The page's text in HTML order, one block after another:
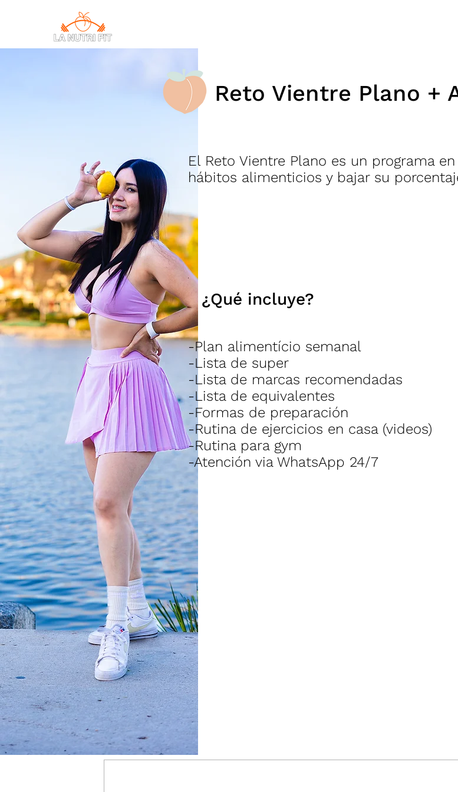
Reto Vientre Plano +
El Reto Vientre Plano es un programa
hábitos alimenticios y bajar su
¿Qué incluye?
-Plan alimentício semanal
-Lista de super
-Lista de marcas recomendadas
-Lista de equivalentes
-Formas de preparación
-Rutina de ejercicios en casa (videos)
-Rutina para gym
-Atención via WhatsApp 24/7